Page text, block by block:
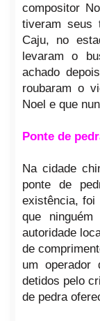
compositor
tiveram seus
Caju, no
levaram o
achado
roubaram o
Noel e que
Ponte de
Na cidade
ponte de
existência, foi
que
autoridade
de
um operador
detidos pelo
de pedra